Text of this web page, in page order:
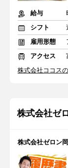
給与
シフト
雇用形態
アクセス
株式会社ココス
株式会社ゼ
株式会社ゼロン